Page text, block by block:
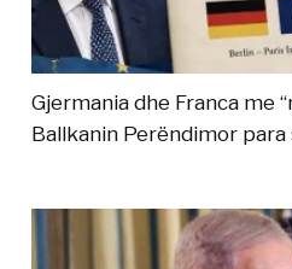
Gjermania dhe Franca me
Ballkanin Perëndimor